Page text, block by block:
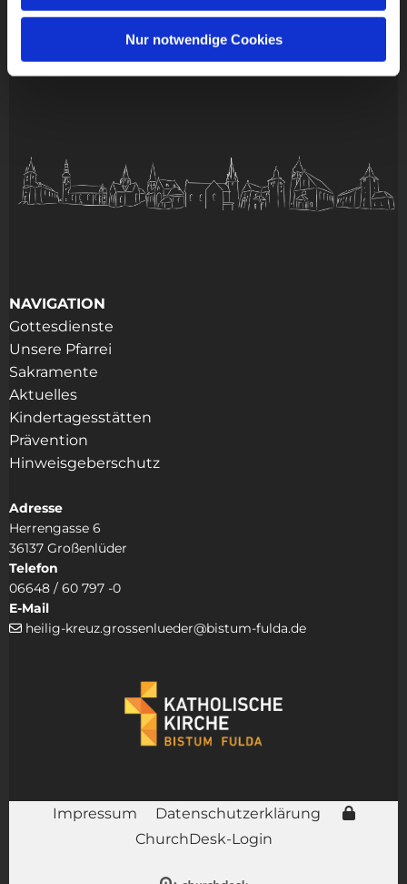
Nur notwendige Cookies
NAVIGATION
Gottesdienste
Unsere Pfarrei
Sakramente
Aktuelles
Kindertagesstätten
Prävention
Hinweisgeberschutz
Adresse
Herrengasse 6
36137 Großenlüder
Telefon
06648 / 60 797 -0
E-Mail
 heilig-kreuz.grossenlueder@bistum-fulda.de
Impressum
Datenschutzerklärung
ChurchDesk-Login